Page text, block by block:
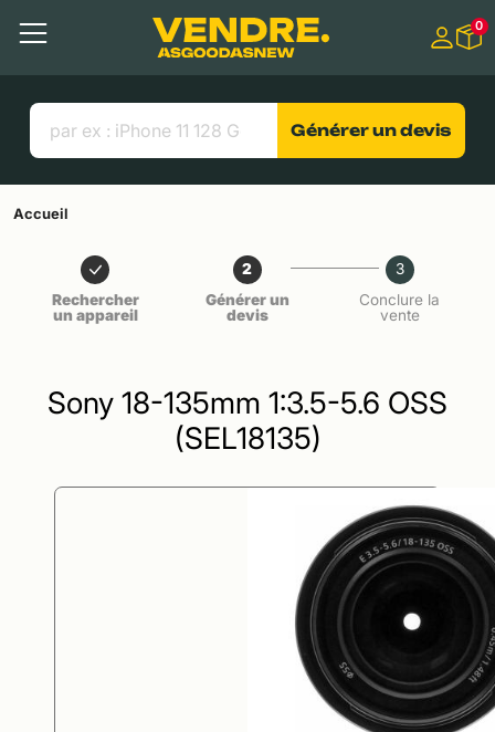
Contenu principal
Menu
Liens utiles
0
Générer un devis
Accueil
Rechercher
un appareil
2
Générer un
devis
3
Conclure la
vente
Sony 18-135mm 1:3.5-5.6 OSS
(SEL18135)